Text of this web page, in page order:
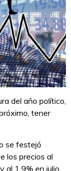
del año político,
tener
se festejó
los precios al
al 1,9% en julio.